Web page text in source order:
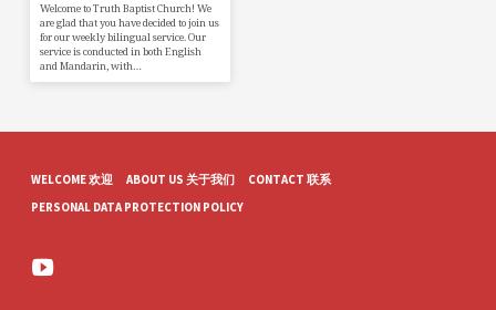
Welcome to Truth Baptist Church! We
are glad that you have decided to join us
for our weekly bilingual service. Our
service is conducted in both English
and Mandarin, with…
WELCOME 欢迎 ABOUT US 关于我们
CONTACT 联系
PERSONAL DATA PROTECTION POLICY